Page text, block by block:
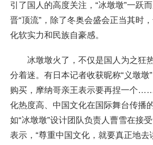
引了国人的高度关注，“冰墩墩”一跃
晋“顶流”，除了冬奥会盛会正当其时
化软实力和民族自豪感。
冰墩墩火了，不仅是国人为之狂
分着迷。有日本记者收获昵称“义墩墩
购买，摩纳哥亲王表示要再捏一个
化热度高、中国文化在国际舞台传播
如“冰墩墩”设计团队负责人曹雪在接
表示，“尊重中国文化，就要真正地去